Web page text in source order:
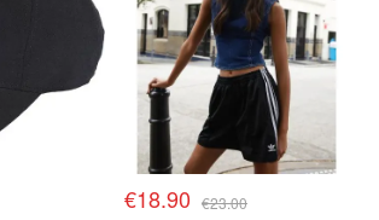
€18.90 €23.00